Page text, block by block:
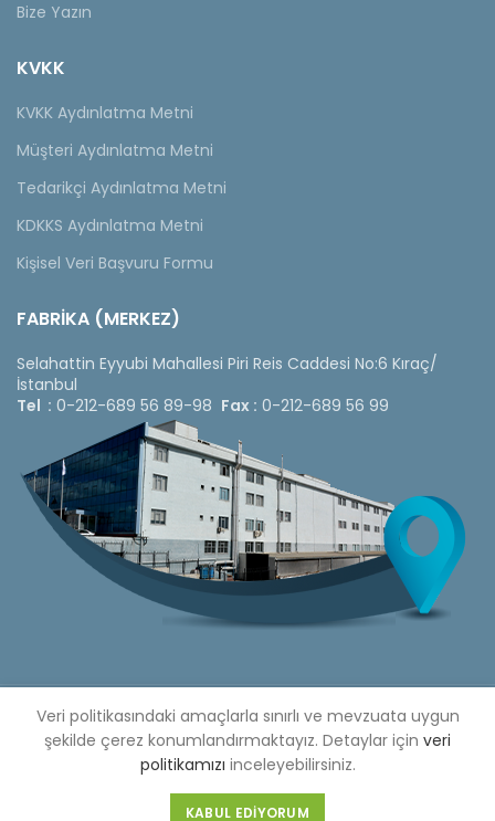
Bize Yazın
KVKK
KVKK Aydınlatma Metni
Müşteri Aydınlatma Metni
Tedarikçi Aydınlatma Metni
KDKKS Aydınlatma Metni
Kişisel Veri Başvuru Formu
FABRİKA (MERKEZ)
Selahattin Eyyubi Mahallesi Piri Reis Caddesi No:6 Kıraç/
İstanbul
Tel : 0-212-689 56 89-98 Fax : 0-212-689 56 99
Copyright © 2020 Çetinkaya Pano | Çetinkaya Pano Fiyat
Listesi
Bizi Sosyal Medya Hesaplarımızdan Takip Edebilirsiniz »
Web Design by 3F Yazılım
Veri politikasındaki amaçlarla sınırlı ve mevzuata uygun
şekilde çerez konumlandırmaktayız. Detaylar için veri
politikamızı inceleyebilirsiniz.
KABUL EDIYORUM